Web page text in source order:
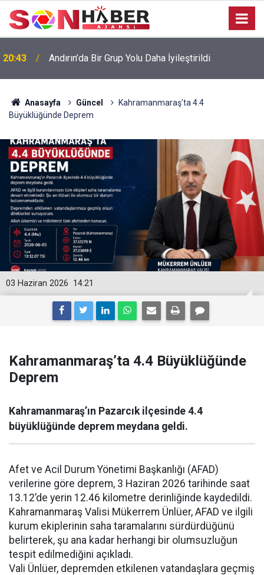
20:43 Andırın’da Bir Grup Yolu Daha İyileştirildi
Anasayfa Güncel
Kahramanmaraş’ta 4.4
Büyüklüğünde Deprem
14:21
03 Haziran 2026
Kahramanmaraş’ta 4.4 Büyüklüğünde
Deprem
Kahramanmaraş’ın Pazarcık ilçesinde 4.4
büyüklüğünde deprem meydana geldi.
Afet ve Acil Durum Yönetimi Başkanlığı (AFAD)
verilerine göre deprem, 3 Haziran 2026 tarihinde saat
13.12’de yerin 12.46 kilometre derinliğinde kaydedildi.
Kahramanmaraş Valisi Mükerrem Ünlüer, AFAD ve ilgili
kurum ekiplerinin saha taramalarını sürdürdüğünü
belirterek, şu ana kadar herhangi bir olumsuzluğun
tespit edilmediğini açıkladı.
Vali Ünlüer, depremden etkilenen vatandaşlara geçmiş